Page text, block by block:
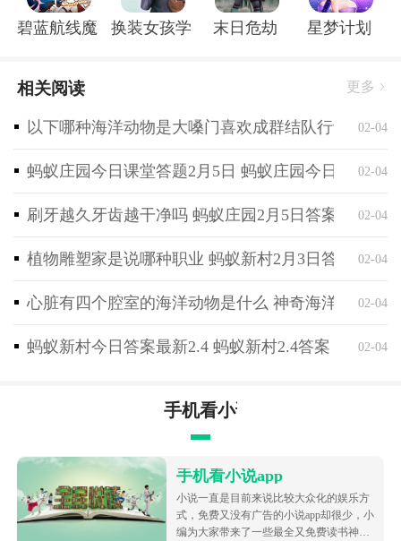
语音效果，更加有趣和引人入胜。从电影到游戏，良心
碧蓝航线魔改r18全套补丁破解版
换装女孩学校 末日危劫 星梦计划
相关阅读 更多
以下哪种海洋动物是大嗓门喜欢成群结队行动 神奇
02-04
蚂蚁庄园今日课堂答题2月5日 蚂蚁庄园今日课堂答
02-04
刷牙越久牙齿越干净吗 蚂蚁庄园2月5日答案最新02-04
植物雕塑家是说哪种职业 蚂蚁新村2月3日答案最新
02-04
心脏有四个腔室的海洋动物是什么 神奇海洋2月4日
02-04
蚂蚁新村今日答案最新2.4 蚂蚁新村2.4答案 02-04
手机看小说app
手机看小说app
小说一直是目前来说比较大众化的娱乐方
式，免费又没有广告的小说app却很少，小
编为大家带来了一些最全又免费读书神